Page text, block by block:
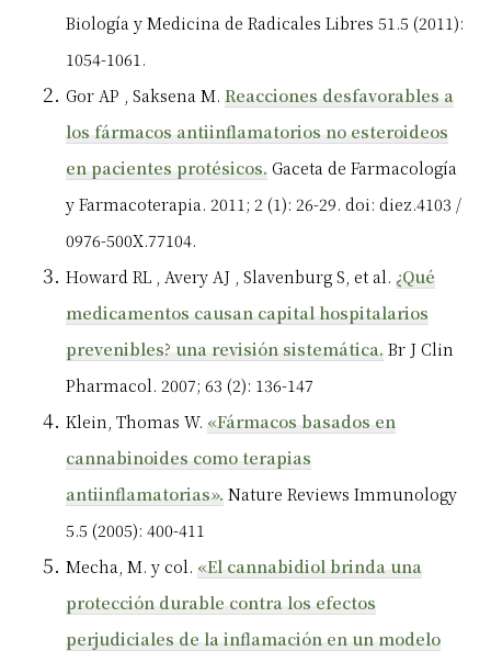
Biología y Medicina de Radicales Libres 51.5 (2011):
1054-1061.
GorAP , Saksena M. Reacciones desfavorables a
los fármacos antiinflamatorios no esteroideos
en pacientes protésicos. Gaceta de Farmacología
yFarmacoterapia. 2011; 2 (1): 26-29. doi: diez.4103 /
0976-500X.77104.
HowardRL , AveryAJ , Slavenburg S, et al. ¿Qué
medicamentos causan capital hospitalarios
prevenibles? una revisión sistemática. Br J Clin
Pharmacol. 2007; 63 (2): 136-147
Klein, Thomas W. «Fármacos basados en
cannabinoides como terapias
antiinflamatorias». Nature Reviews Immunology
5.5 (2005): 400-411
Mecha, M. y col. «El cannabidiol brinda una
protección durable contra los efectos
perjudiciales de la inflamación en un modelo